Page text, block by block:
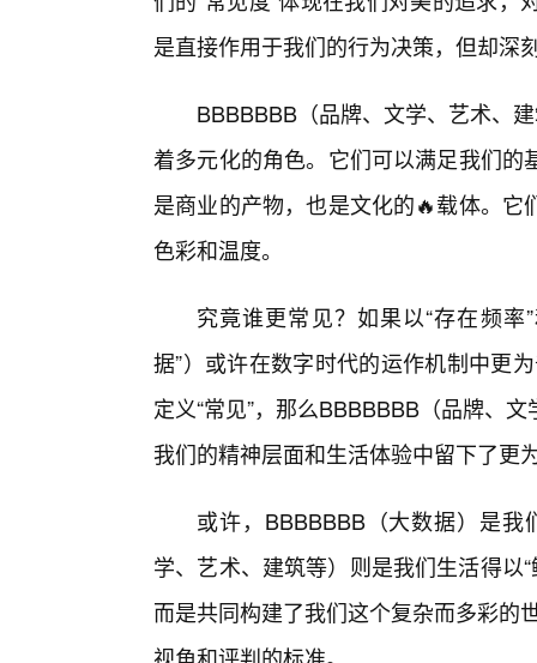
是直接作用于我们的行为决策，但却深
BBBBBBB（品牌、文学、艺术、
着多元化的角色。它们可以满足我们
是商业的产物，也是文化的🔥载体。
色彩和温度。
究竟谁更常见？如果以“存在频率
据”）或许在数字时代的运作机制中更
定义“常见”，那么BBBBBBB（品牌、
我们的精神层面和生活体验中留下了更
或许，BBBBBBB（大数据）是我
学、艺术、建筑等）则是我们生活得以
而是共同构建了我们这个复杂而多彩的